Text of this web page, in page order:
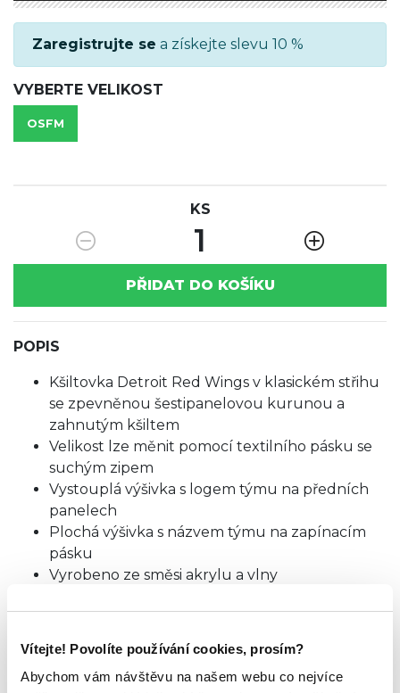
Vítejte! Povolíte používání cookies, prosím?
Abychom vám návštěvu na našem webu co nejvíce
Zaregistrujte se a získejte slevu 10 %
VYBERTE VELIKOST
OSFM
KS
1
PŘIDAT DO KOŠÍKU
POPIS
Kšiltovka Detroit Red Wings v klasickém střihu
se zpevněnou šestipanelovou kurunou a
zahnutým kšiltem
Velikost lze měnit pomocí textilního pásku se
suchým zipem
Vystouplá výšivka s logem týmu na předních
panelech
Plochá výšivka s názvem týmu na zapínacím
pásku
Vyrobeno ze směsi akrylu a vlny
Materiál: 85% akryl, 15% vlna